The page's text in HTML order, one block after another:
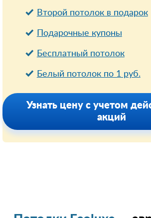
Второй потолок в подарок
Подарочные купоны
Бесплатный потолок
Белый потолок по 1 руб.
Узнать цену с учетом
акций